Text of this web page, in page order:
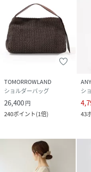
TOMORROWLAND
ショルダーバッグ
26,400円
240ポイント(1倍)
ANY
シ
43